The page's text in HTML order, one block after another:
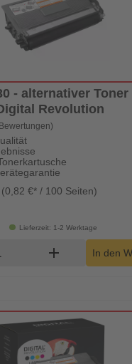
- alternativer
Revolution
€* / 100 Seiten)
Lieferzeit: 1-2 Werktage
Warenkorb
add In den